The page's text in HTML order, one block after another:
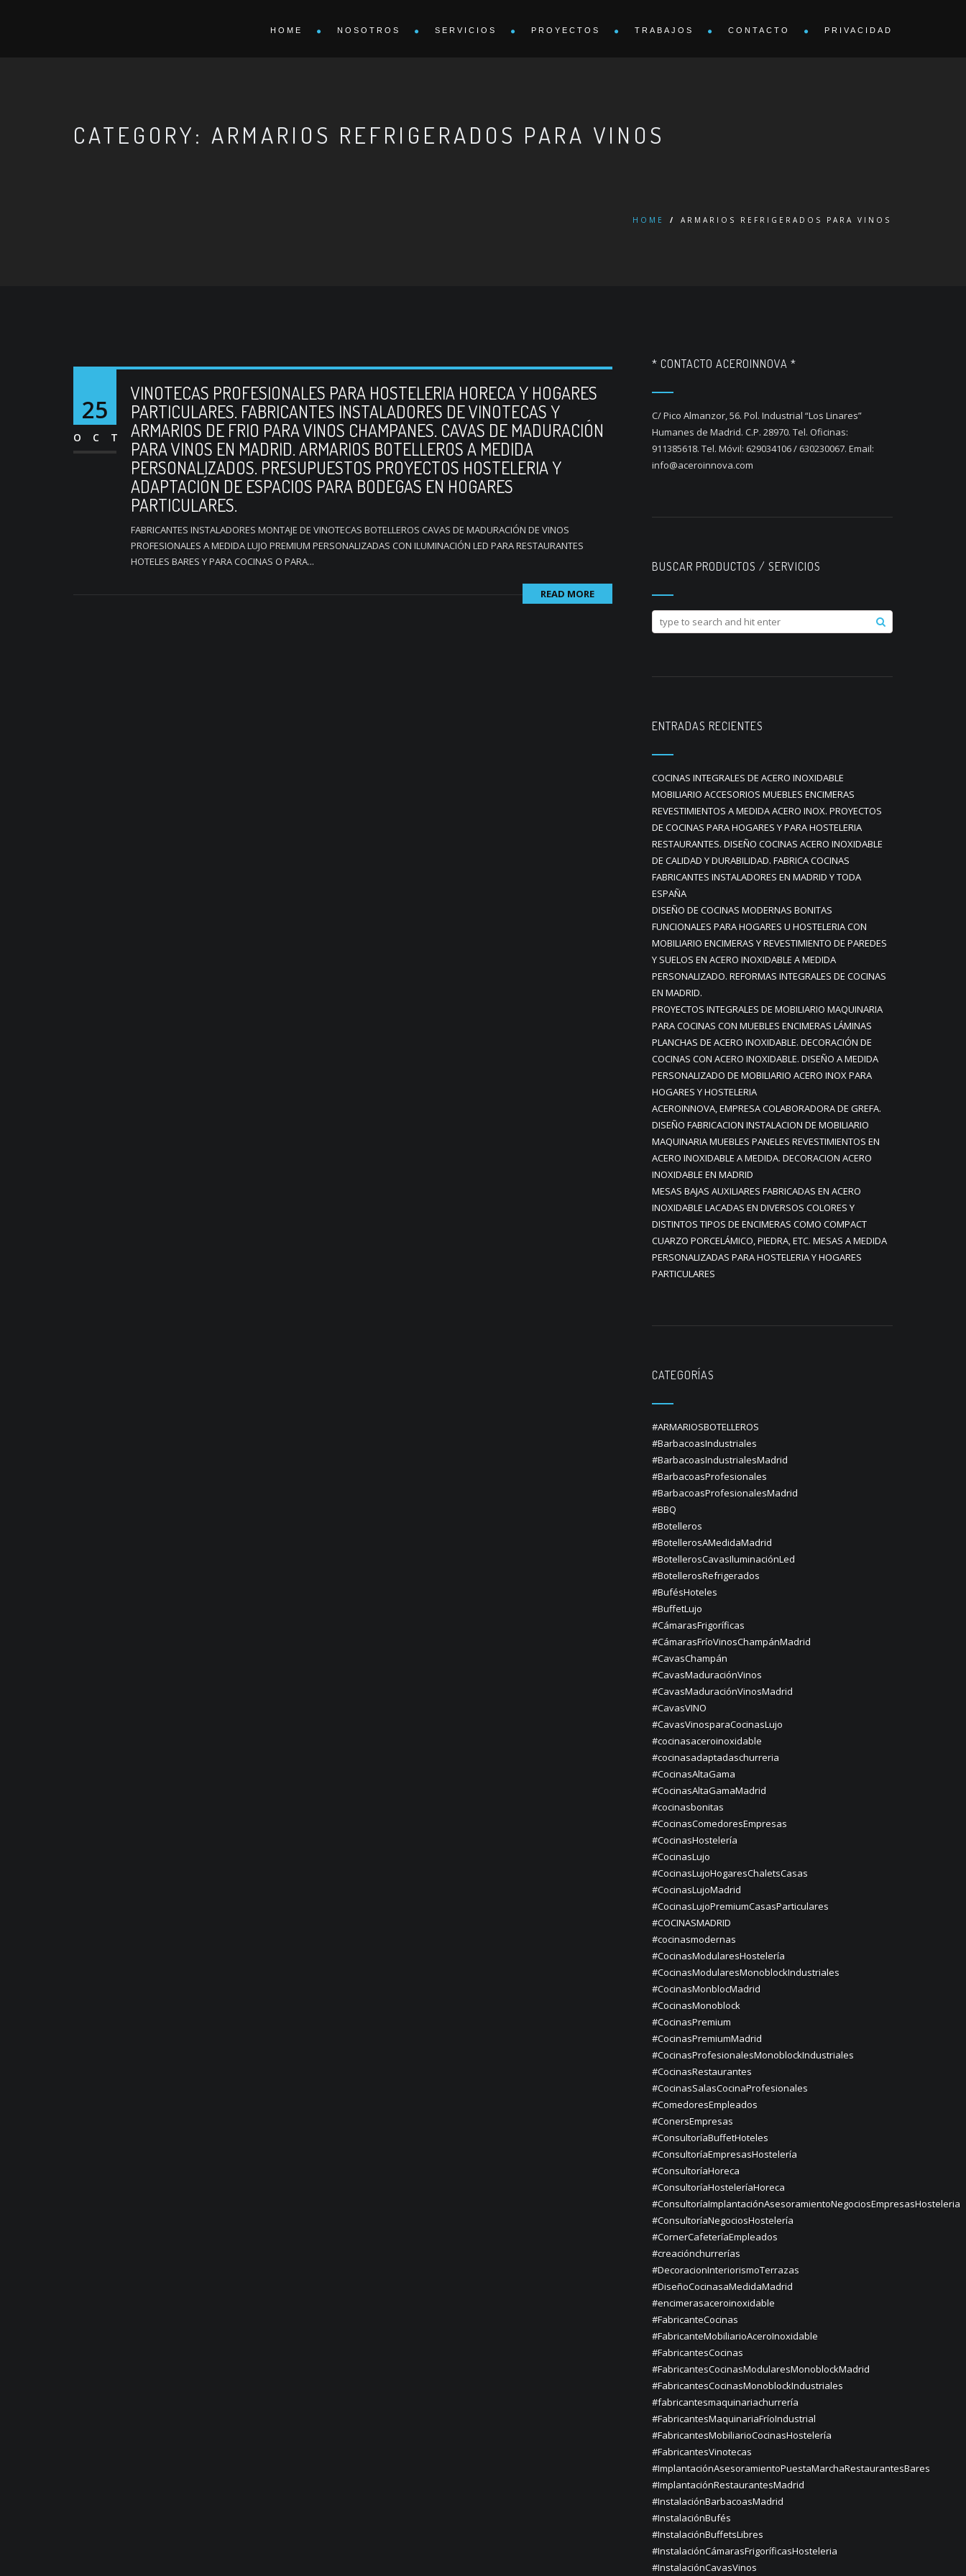
HOME NOSOTROS SERVICIOS PROYECTOS TRABAJOS CONTACTO PRIVACIDAD
CATEGORY: ARMARIOS REFRIGERADOS PARA VINOS
HOME / ARMARIOS REFRIGERADOS PARA VINOS
25
OCT
VINOTECAS PROFESIONALES PARA HOSTELERIA HORECA Y HOGARES
PARTICULARES. FABRICANTES INSTALADORES DE VINOTECAS Y
ARMARIOS DE FRIO PARA VINOS CHAMPANES. CAVAS DE MADURACIÓN
PARA VINOS EN MADRID. ARMARIOS BOTELLEROS A MEDIDA
PERSONALIZADOS. PRESUPUESTOS PROYECTOS HOSTELERIA Y
ADAPTACIÓN DE ESPACIOS PARA BODEGAS EN HOGARES
PARTICULARES.
FABRICANTES INSTALADORES MONTAJE DE VINOTECAS BOTELLEROS CAVAS DE MADURACIÓN DE VINOS
PROFESIONALES A MEDIDA LUJO PREMIUM PERSONALIZADAS CON ILUMINACIÓN LED PARA RESTAURANTES
HOTELES BARES Y PARA COCINAS O PARA...
READ MORE
* CONTACTO ACEROINNOVA *
C/ Pico Almanzor, 56. Pol. Industrial “Los Linares”
Humanes de Madrid. C.P. 28970. Tel. Oficinas:
911385618. Tel. Móvil: 629034106 / 630230067. Email:
info@aceroinnova.com
BUSCAR PRODUCTOS / SERVICIOS
ENTRADAS RECIENTES
COCINAS INTEGRALES DE ACERO INOXIDABLE
MOBILIARIO ACCESORIOS MUEBLES ENCIMERAS
REVESTIMIENTOS A MEDIDA ACERO INOX. PROYECTOS
DE COCINAS PARA HOGARES Y PARA HOSTELERIA
RESTAURANTES. DISEÑO COCINAS ACERO INOXIDABLE
DE CALIDAD Y DURABILIDAD. FABRICA COCINAS
FABRICANTES INSTALADORES EN MADRID Y TODA
ESPAÑA
DISEÑO DE COCINAS MODERNAS BONITAS
FUNCIONALES PARA HOGARES U HOSTELERIA CON
MOBILIARIO ENCIMERAS Y REVESTIMIENTO DE PAREDES
Y SUELOS EN ACERO INOXIDABLE A MEDIDA
PERSONALIZADO. REFORMAS INTEGRALES DE COCINAS
EN MADRID.
PROYECTOS INTEGRALES DE MOBILIARIO MAQUINARIA
PARA COCINAS CON MUEBLES ENCIMERAS LÁMINAS
PLANCHAS DE ACERO INOXIDABLE. DECORACIÓN DE
COCINAS CON ACERO INOXIDABLE. DISEÑO A MEDIDA
PERSONALIZADO DE MOBILIARIO ACERO INOX PARA
HOGARES Y HOSTELERIA
ACEROINNOVA, EMPRESA COLABORADORA DE GREFA.
DISEÑO FABRICACION INSTALACION DE MOBILIARIO
MAQUINARIA MUEBLES PANELES REVESTIMIENTOS EN
ACERO INOXIDABLE A MEDIDA. DECORACION ACERO
INOXIDABLE EN MADRID
MESAS BAJAS AUXILIARES FABRICADAS EN ACERO
INOXIDABLE LACADAS EN DIVERSOS COLORES Y
DISTINTOS TIPOS DE ENCIMERAS COMO COMPACT
CUARZO PORCELÁMICO, PIEDRA, ETC. MESAS A MEDIDA
PERSONALIZADAS PARA HOSTELERIA Y HOGARES
PARTICULARES
CATEGORÍAS
#ARMARIOSBOTELLEROS
#BarbacoasIndustriales
#BarbacoasIndustrialesMadrid
#BarbacoasProfesionales
#BarbacoasProfesionalesMadrid
#BBQ
#Botelleros
#BotellerosAMedidaMadrid
#BotellerosCavasIluminaciónLed
#BotellerosRefrigerados
#BufésHoteles
#BuffetLujo
#CámarasFrigoríficas
#CámarasFríoVinosChampánMadrid
#CavasChampán
#CavasMaduraciónVinos
#CavasMaduraciónVinosMadrid
#CavasVINO
#CavasVinosparaCocinasLujo
#cocinasaceroinoxidable
#cocinasadaptadaschurreria
#CocinasAltaGama
#CocinasAltaGamaMadrid
#cocinasbonitas
#CocinasComedoresEmpresas
#CocinasHostelería
#CocinasLujo
#CocinasLujoHogaresChaletsCasas
#CocinasLujoMadrid
#CocinasLujoPremiumCasasParticulares
#COCINASMADRID
#cocinasmodernas
#CocinasModularesHostelería
#CocinasModularesMonoblockIndustriales
#CocinasMonblocMadrid
#CocinasMonoblock
#CocinasPremium
#CocinasPremiumMadrid
#CocinasProfesionalesMonoblockIndustriales
#CocinasRestaurantes
#CocinasSalasCocinaProfesionales
#ComedoresEmpleados
#ConersEmpresas
#ConsultoríaBuffetHoteles
#ConsultoríaEmpresasHostelería
#ConsultoríaHoreca
#ConsultoríaHosteleríaHoreca
#ConsultoríaImplantaciónAsesoramientoNegociosEmpresasHosteleria
#ConsultoríaNegociosHostelería
#CornerCafeteríaEmpleados
#creaciónchurrerías
#DecoracionInteriorismoTerrazas
#DiseñoCocinasaMedidaMadrid
#encimerasaceroinoxidable
#FabricanteCocinas
#FabricanteMobiliarioAceroInoxidable
#FabricantesCocinas
#FabricantesCocinasModularesMonoblockMadrid
#FabricantesCocinasMonoblockIndustriales
#fabricantesmaquinariachurrería
#FabricantesMaquinariaFríoIndustrial
#FabricantesMobiliarioCocinasHostelería
#FabricantesVinotecas
#ImplantaciónAsesoramientoPuestaMarchaRestaurantesBares
#ImplantaciónRestaurantesMadrid
#InstalaciónBarbacoasMadrid
#InstalaciónBufés
#InstalaciónBuffetsLibres
#InstalaciónCámarasFrigoríficasHosteleria
#InstalaciónCavasVinos